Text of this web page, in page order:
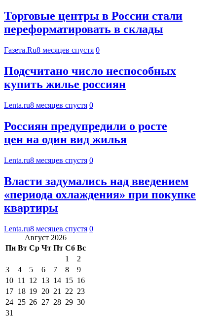
Торговые центры в России стали
переформатировать в склады
Газета.Ru8 месяцев спустя 0
Подсчитано число неспособных
купить жилье россиян
Lenta.ru8 месяцев спустя 0
Россиян предупредили о росте
цен на один вид жилья
Lenta.ru8 месяцев спустя 0
Власти задумались над введением
«периода охлаждения» при покупке
квартиры
Lenta.ru8 месяцев спустя 0
Август 2026
Пн Вт Ср Чт Пт Сб Вс
1
2
3
4 5 6 7 8
9
10 11 12 13 14 15 16
17 18 19 20 21 22 23
24 25 26 27 28 29 30
31